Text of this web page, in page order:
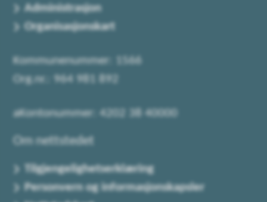
Administrasjon
Organisasjonskart
Kommunenummer: 1566
Org.nr.: 964 981 892
aKontonummer: 4202 38 40000
Om nettstedet
Tilgjengelighetserklæring
Personvern og informasjonskapsler